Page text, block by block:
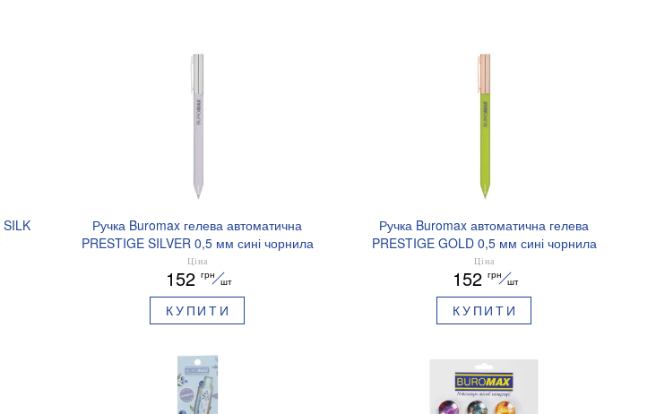
SILK
Ручка Buromax гелева автоматична
PRESTIGE SILVER 0,5 мм сині чорнила
BM.83102
Ціна
152 грн
шт
КУПИТИ
Ручка Buromax автоматична гелева
PRESTIGE GOLD 0,5 мм сині чорнила
BM.83101
Ціна
152 грн
шт
КУПИТИ